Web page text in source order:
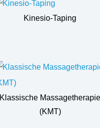
Kinesio-Taping
Klassische Massagetherapie
(KMT)